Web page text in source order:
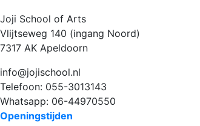
Joji School of Arts
Vlijtseweg 140 (ingang Noord)
7317 AK Apeldoorn
info@jojischool.nl
Telefoon: 055-3013143
Whatsapp: 06-44970550
Openingstijden